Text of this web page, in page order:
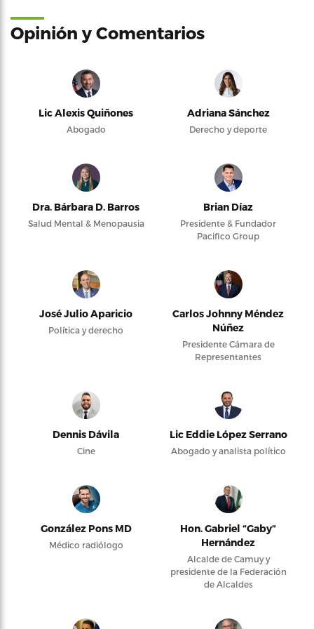
Opinión y Comentarios
Lic Alexis Quiñones
Abogado
Adriana Sánchez
Derecho y deporte
Dra. Bárbara D. Barros
Salud Mental & Menopausia
Brian Díaz
Presidente & Fundador
Pacifico Group
José Julio Aparicio
Política y derecho
Carlos Johnny Méndez
Núñez
Presidente Cámara de
Representantes
Dennis Dávila
Cine
Lic Eddie López Serrano
Abogado y analista político
González Pons MD
Médico radiólogo
Hon. Gabriel “Gaby”
Hernández
Alcalde de Camuy y
presidente de la Federación
de Alcaldes